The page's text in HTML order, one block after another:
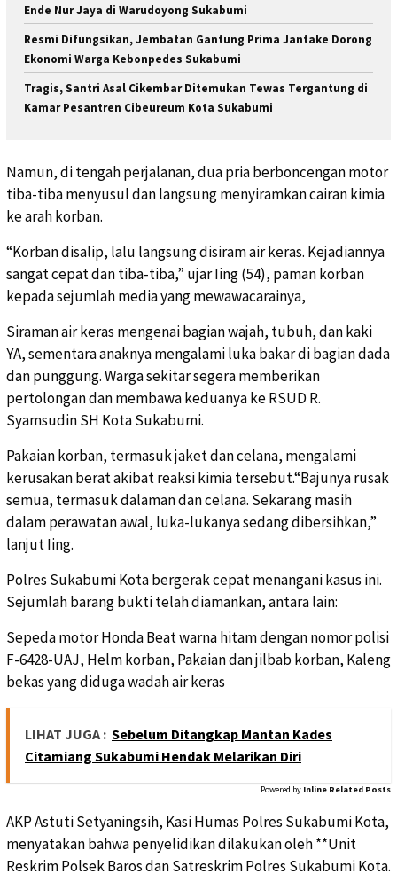
Ende Nur Jaya di Warudoyong Sukabumi
Resmi Difungsikan, Jembatan Gantung Prima Jantake Dorong
Ekonomi Warga Kebonpedes Sukabumi
Tragis, Santri Asal Cikembar Ditemukan Tewas Tergantung di
Kamar Pesantren Cibeureum Kota Sukabumi
Namun, di tengah perjalanan, dua pria berboncengan motor
tiba-tiba menyusul dan langsung menyiramkan cairan kimia
ke arah korban.
“Korban disalip, lalu langsung disiram air keras. Kejadiannya
sangat cepat dan tiba-tiba,” ujar Iing (54), paman korban
kepada sejumlah media yang mewawacarainya,
Siraman air keras mengenai bagian wajah, tubuh, dan kaki
YA, sementara anaknya mengalami luka bakar di bagian dada
dan punggung. Warga sekitar segera memberikan
pertolongan dan membawa keduanya ke RSUD R.
Syamsudin SH Kota Sukabumi.
Pakaian korban, termasuk jaket dan celana, mengalami
kerusakan berat akibat reaksi kimia tersebut.“Bajunya rusak
semua, termasuk dalaman dan celana. Sekarang masih
dalam perawatan awal, luka-lukanya sedang dibersihkan,”
lanjut Iing.
Polres Sukabumi Kota bergerak cepat menangani kasus ini.
Sejumlah barang bukti telah diamankan, antara lain:
Sepeda motor Honda Beat warna hitam dengan nomor polisi
F-6428-UAJ, Helm korban, Pakaian dan jilbab korban, Kaleng
bekas yang diduga wadah air keras
LIHAT JUGA : Sebelum Ditangkap Mantan Kades
Citamiang Sukabumi Hendak Melarikan Diri
Powered by Inline Related Posts
AKP Astuti Setyaningsih, Kasi Humas Polres Sukabumi Kota,
menyatakan bahwa penyelidikan dilakukan oleh **Unit
Reskrim Polsek Baros dan Satreskrim Polres Sukabumi Kota.